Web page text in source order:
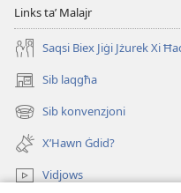
Links taʼ Malajr
Saqsi Biex Jiġi Jżurek Xi
Sib laqgħa
(opens
new
window)
Sib konvenzjoni
(opens
new
window)
X’Hawn Ġdid?
Vidjows